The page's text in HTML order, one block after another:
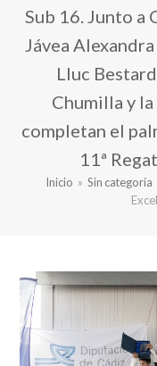
Sub 16. Junto a
Jávea
Lluc
Chumilla y
completan el
11ª
Inicio » Sin categoría